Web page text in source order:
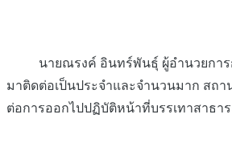
นายณรงค์ อินทร์พันธุ์ ผู้อำนวยการกอ
มาติดต่อเป็นประจำและจำนวนมาก สถ
ต่อการออกไปปฏิบัติหน้าที่บรรเทาสาธ